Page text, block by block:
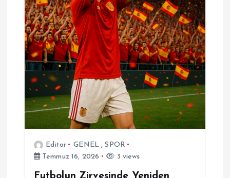
Editor GENEL,SPOR
Temmuz 16, 2026
3 views
Futbolun Zirvesinde Yeniden